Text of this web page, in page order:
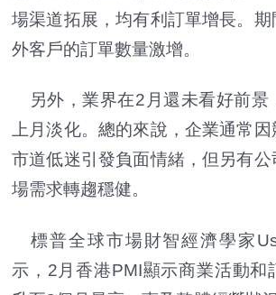
場渠道拓展，均有利訂單增長。
外客戶的訂單數量激增。
另外，業界在2月還未看好前景
上月淡化。總的來說，企業通常
市道低迷引發負面情緒，但另有
場需求轉趨穩健。
標普全球市場財智經濟學家
示，2月香港PMI顯示商業活動和